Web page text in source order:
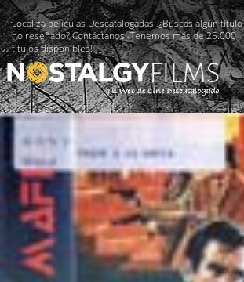
Localiza películas Descatalogadas. ¿Buscas algún título
no reseñado? Contáctanos -Tenemos más de 25.000
títulos disponibles!